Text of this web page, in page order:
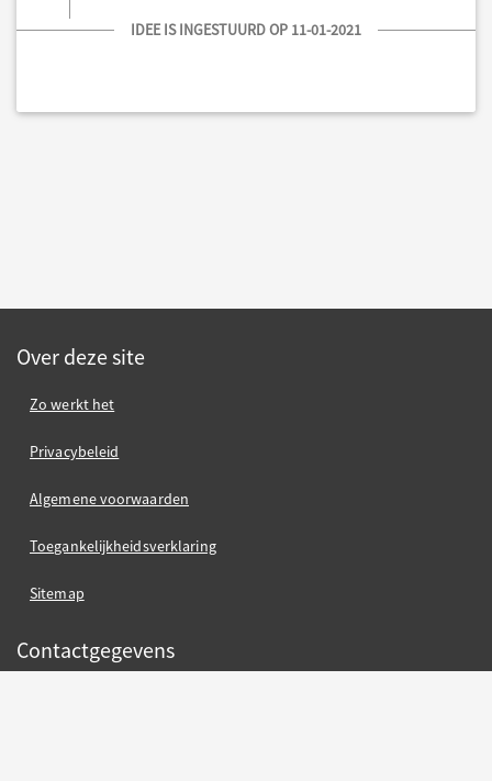
IDEE IS INGESTUURD OP 11-01-2021
Over deze site
Zo werkt het
Privacybeleid
Algemene voorwaarden
Toegankelijkheidsverklaring
Sitemap
Contactgegevens